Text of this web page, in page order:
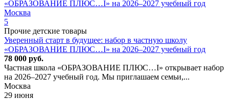
5
Прочие детские товары
Уверенный старт в будущее: набор в частную школу
«ОБРАЗОВАНИЕ ПЛЮС…I» на 2026–2027 учебный год
78 000 руб.
Частная школа «ОБРАЗОВАНИЕ ПЛЮС…I» открывает набор
на 2026–2027 учебный год. Мы приглашаем семьи,...
Москва
29 июня